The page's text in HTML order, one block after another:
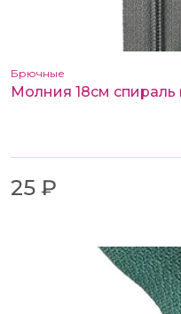
Брючные
25 ₽